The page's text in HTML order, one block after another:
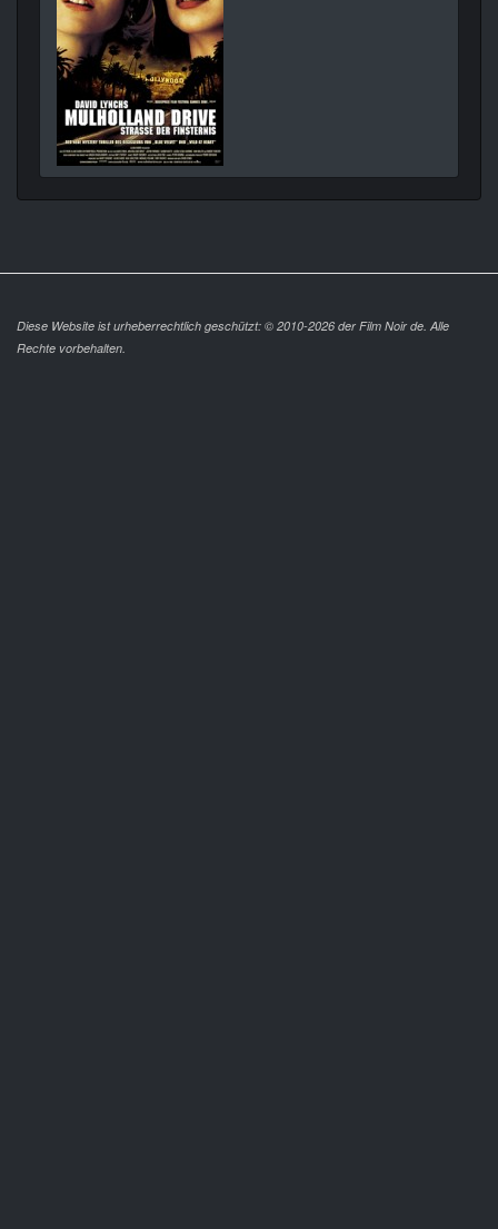
Diese Website ist urheberrechtlich geschützt: © 2010-2026 der Film Noir de. Alle
Rechte vorbehalten.